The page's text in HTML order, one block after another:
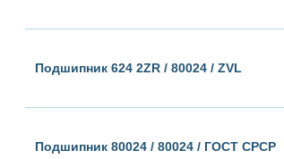
Подшипник 624 2ZR / 80024 / ZVL
Подшипник 80024 / 80024 / ГОСТ СРСР